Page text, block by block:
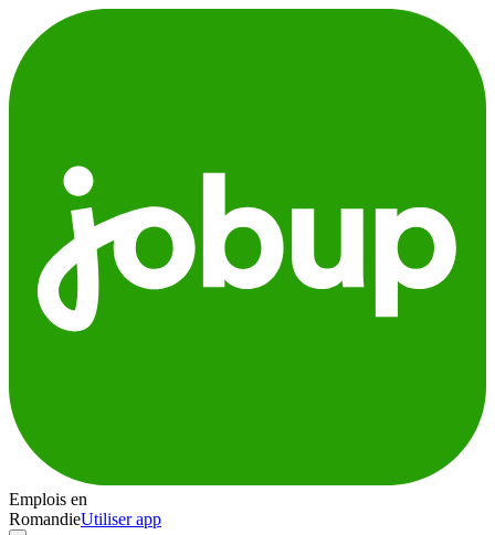
Emplois en
RomandieUtiliser app